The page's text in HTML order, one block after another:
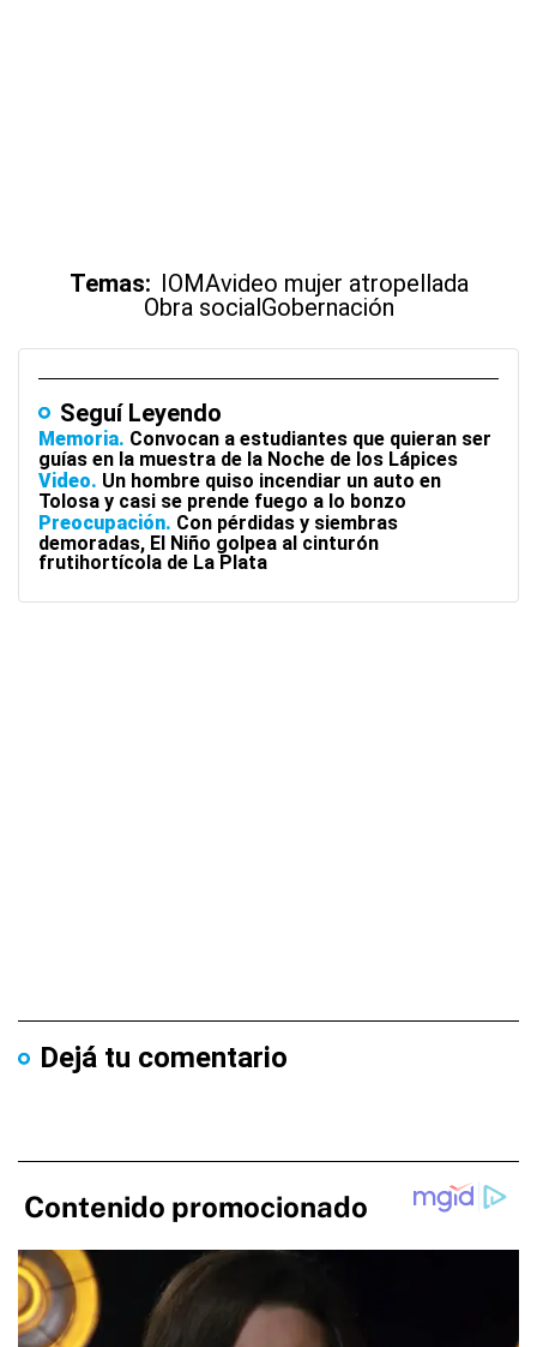
Temas: IOMAvideo mujer atropellada
Obra socialGobernación
Seguí Leyendo
Memoria Convocan a estudiantes que quieran ser
guías en la muestra de la Noche de los Lápices
Video Un hombre quiso incendiar un auto en
Tolosa y casi se prende fuego a lo bonzo
Preocupación Con pérdidas y siembras
demoradas, El Niño golpea al cinturón
frutihortícola de La Plata
Dejá tu comentario